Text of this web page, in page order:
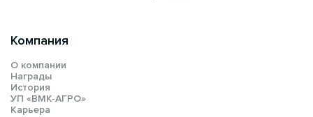
Компания
О компании
Награды
История
УП «ВМК-АГРО»
Карьера